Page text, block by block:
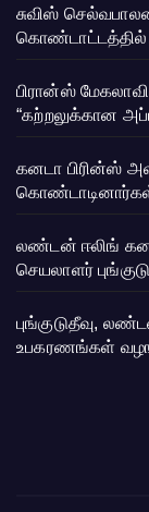
சுவிஸ்
பிரான்ஸ்
“கற்றலுக்கான
கனடா பிரின்ஸ்
லண்டன் ஈலிங்
செயலாளர்
புங்குடுதீவு,
உபகரணங்கள்